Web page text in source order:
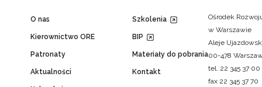
O nas
Kierownictwo ORE
Patronaty
Aktualności
Szkolenia
BIP
Materiały do pobrania
Kontakt
Ośrodek
w Warszawie
Aleje
00-478
tel. 22 345 37 00
fax 22 345 37 70